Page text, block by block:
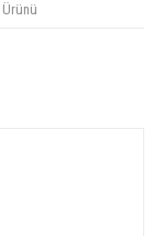
Ürünü